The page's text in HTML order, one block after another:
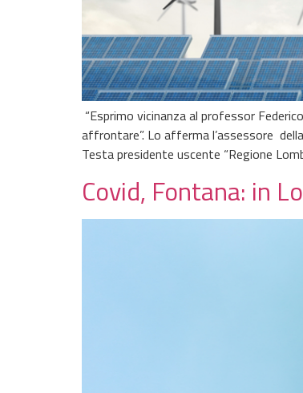
“Esprimo vicinanza al professor
affrontare”. Lo afferma l’assessore
Testa presidente uscente “Regione
Covid, Fontana: in